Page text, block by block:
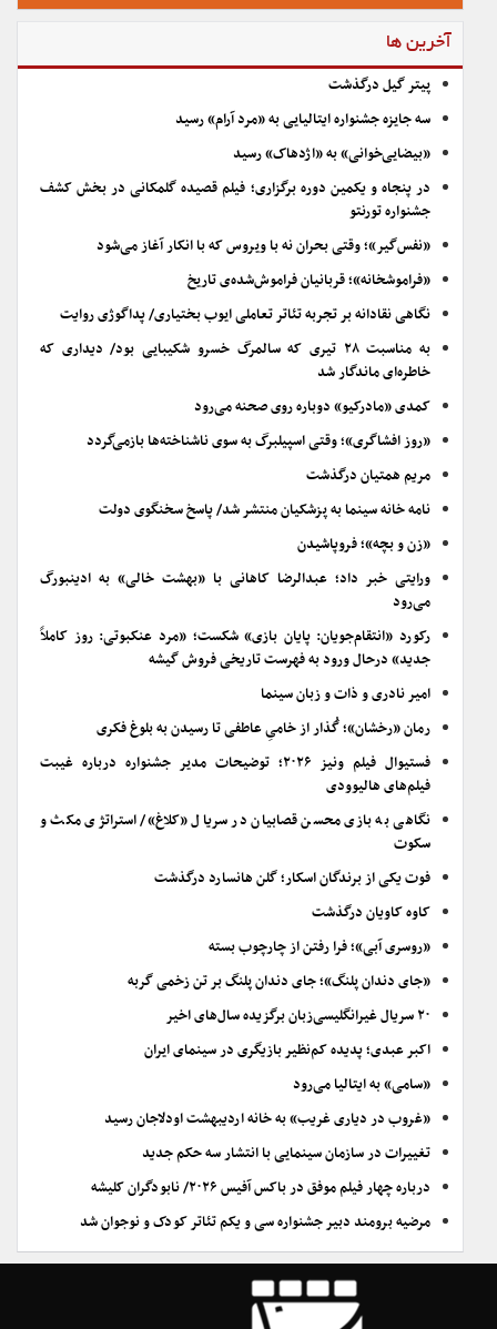
آخرین ها
پیتر گیل درگذشت
سه جایزه جشنواره ایتالیایی به «مرد آرام» رسید
«بیضایی‌خوانی» به «اژدهاک» رسید
در پنجاه و یکمین دوره برگزاری؛ فیلم قصیده گلمکانی در بخش کشف
جشنواره تورنتو
«نفس‌گیر»؛ وقتی بحران نه با ویروس که با انکار آغاز می‌شود
«فراموشخانه»؛ قربانیان فراموش‌شده‌ی تاریخ
نگاهی نقادانه بر تجربه تئاتر تعاملی ایوب بختیاری/ پداگوژی روایت
به مناسبت ۲۸ تیری که سالمرگ خسرو شکیبایی بود/ دیداری که
خاطره‌ای ماندگار شد
کمدی «مادرکیو» دوباره روی صحنه می‌رود
«روز افشاگری»؛ وقتی اسپیلبرگ به سوی ناشناخته‌ها بازمی‌گردد
مریم همتیان درگذشت
نامه خانه سینما به پزشکیان منتشر شد/ پاسخ سخنگوی دولت
«زن و بچه»؛ فروپاشیدن
ورایتی خبر داد؛ عبدالرضا کاهانی با «بهشت خالی» به ادینبورگ
می‌رود
رکورد «انتقام‌جویان: پایان بازی» شکست؛ «مرد عنکبوتی: روز کاملاً
جدید» درحال ورود به فهرست تاریخی فروش گیشه
امیر نادری و ذات و زبان سینما
رمان «رخشان»؛ گُذار از خامیِ عاطفی تا رسیدن به بلوغ فکری
فستیوال فیلم ونیز ۲۰۲۶؛ توضیحات مدیر جشنواره درباره غیبت
فیلم‌های هالیوودی
نگاهی به بازی محسن قصابیان در سریال «کلاغ»/ استراتژی مکث و
سکوت
فوت یکی از برندگان اسکار؛ گلن هانسارد درگذشت
کاوه کاویان درگذشت
«روسری آبی»؛ فرا رفتن از چارچوب بسته
«جای دندان پلنگ»؛ جای دندان پلنگ بر تن زخمی گربه
۲۰ سریال غیرانگلیسی‌زبان برگزیده سال‌های اخیر
اکبر عبدی؛ پدیده کم‌نظیر بازیگری در سینمای ایران
«سامی» به ایتالیا می‌رود
«غروب در دیاری غریب» به خانه اردیبهشت اودلاجان رسید
تغییرات در سازمان سینمایی با انتشار سه حکم جدید
درباره چهار فیلم موفق در باکس آفیس ۲۰۲۶/ نابودگران کلیشه
مرضیه برومند دبیر جشنواره سی و یکم تئاتر کودک و نوجوان شد